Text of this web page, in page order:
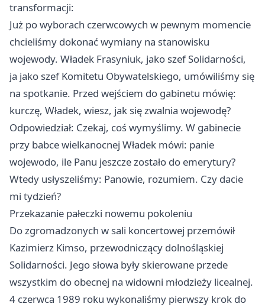
transformacji:
Już po wyborach czerwcowych w pewnym momencie
chcieliśmy dokonać wymiany na stanowisku
wojewody. Władek Frasyniuk, jako szef Solidarności,
ja jako szef Komitetu Obywatelskiego, umówiliśmy się
na spotkanie. Przed wejściem do gabinetu mówię:
kurczę, Władek, wiesz, jak się zwalnia wojewodę?
Odpowiedział: Czekaj, coś wymyślimy. W gabinecie
przy babce wielkanocnej Władek mówi: panie
wojewodo, ile Panu jeszcze zostało do emerytury?
Wtedy usłyszeliśmy: Panowie, rozumiem. Czy dacie
mi tydzień?
Przekazanie pałeczki nowemu pokoleniu
Do zgromadzonych w sali koncertowej przemówił
Kazimierz Kimso, przewodniczący dolnośląskiej
Solidarności. Jego słowa były skierowane przede
wszystkim do obecnej na widowni młodzieży licealnej.
4 czerwca 1989 roku wykonaliśmy pierwszy krok do